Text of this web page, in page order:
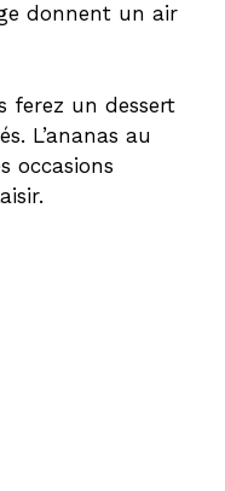
donnent un air
ferez un dessert
L’ananas au
occasions